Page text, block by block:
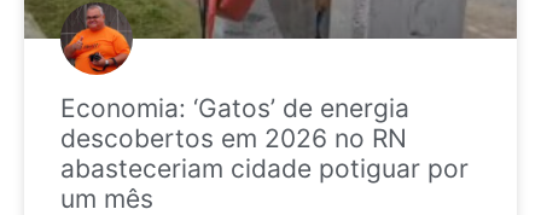
Economia: ‘Gatos’ de energia
descobertos em 2026 no RN
abasteceriam cidade potiguar por
um mês